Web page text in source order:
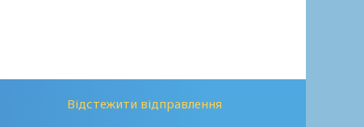
Відстежити відправлення